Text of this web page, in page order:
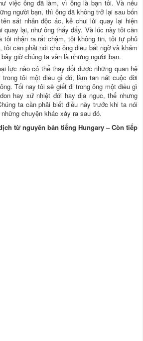
việc ông đã làm, vì ông là bạn tôi. Và nếu
người bạn, thì ông đã không trở lại sau bốn
sát nhân độc ác, kẻ chui lủi quay lại hiện
quay lại, như ông thấy đấy. Và lúc này tôi cần
tôi nhận ra rất chậm, tôi không tin, tôi tự phủ
tôi cần phải nói cho ông điều bất ngờ và khám
giờ chúng ta vẫn là những người bạn.
lực nào có thể thay đổi được những quan hệ
tôi một điều gì đó, làm tan nát cuộc đời
Tối nay tôi sẽ giết đi trong ông một điều gì
hay xứ nhiệt đới hay địa ngục, thế nhưng
ta cần phải biết điều này trước khi ta nói
chuyện khác xảy ra sau đó.
từ nguyên bản tiếng Hungary – Còn tiếp